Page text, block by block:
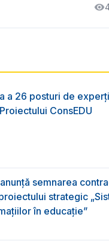
a 26 posturi de
ConsEDU
semnarea
strategic
în educație”